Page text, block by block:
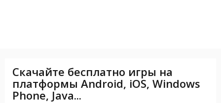
Скачайте бесплатно игры на
платформы Android, iOS, Windows
Phone, Java...